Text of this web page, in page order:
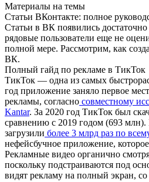
Материалы на темы
Статьи ВКонтакте: полное
Статьи в ВК появились
рядовые пользователи еще не
полной мере. Рассмотрим, как
ВК.
Полный гайд по рекламе в ТикТок
ТикТок — одна из самых
год приложение заняло первое
рекламы, согласно совместному
Kantar. За 2020 год ТикТок был
сравнению с 2019 годом (693
загрузили более 3 млрд раз по
нефейсбучное приложение,
Рекламные видео органично
поскольку подстраиваются под
видят рекламу на полный экран, со